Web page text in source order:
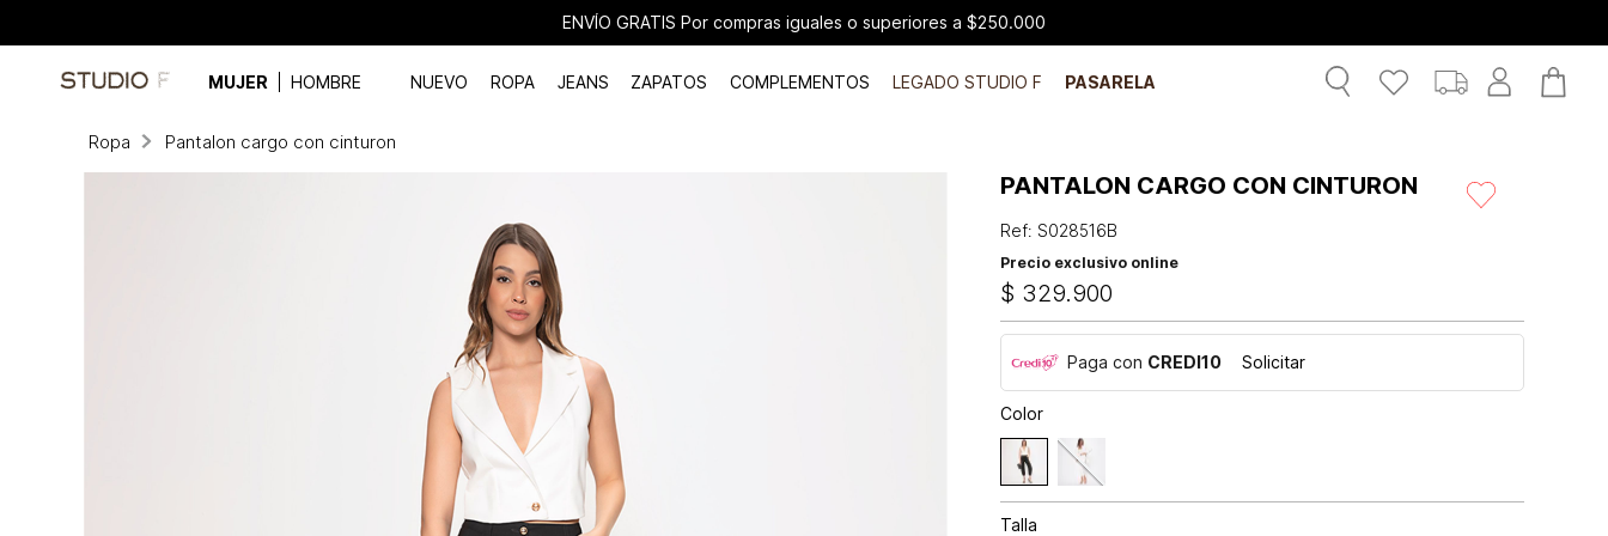
ENVÍO GRATIS Por compras iguales o superiores a $250.000
MUJER HOMBRE NUEVO ROPA JEANS ZAPATOS COMPLEMENTOS LEGADO STUDIO F PASARELA
Ropa Pantalon cargo con cinturon
PANTALON CARGO CON CINTURON
Ref:S028516B
Precio exclusivo online
$ 329.900
Paga con CREDI10 Solicitar
Color
Talla